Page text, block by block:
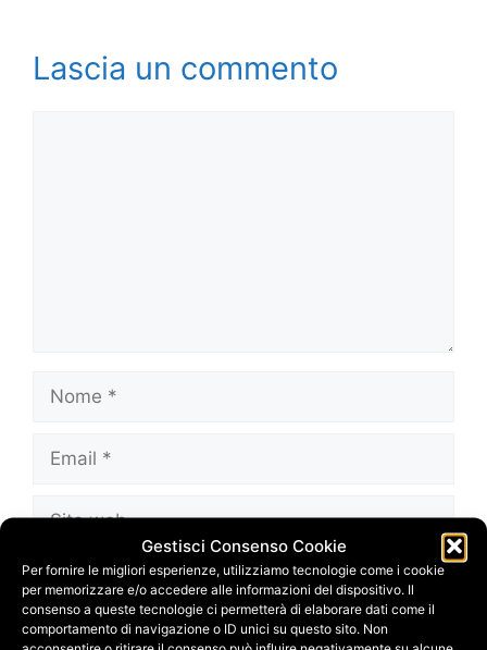
Gestisci Consenso Cookie
Per fornire le migliori esperienze, utilizziamo tecnologie come i cookie
per memorizzare e/o accedere alle informazioni del dispositivo. Il
consenso a queste tecnologie ci permetterà di elaborare dati come il
comportamento di navigazione o ID unici su questo sito. Non
Lascia un commento
Nome
Email
Sito
Salva il mio nome, email e sito web in questo
browser per la prossima volta che
commento.